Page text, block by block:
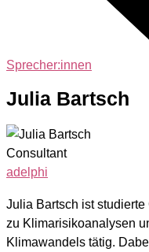
Sprecher:innen
Julia Bartsch
Consultant
adelphi
Julia Bartsch ist
zu Kli­ma­ri­si­ko­ana­ly­sen
Kli­ma­wan­dels tätig.